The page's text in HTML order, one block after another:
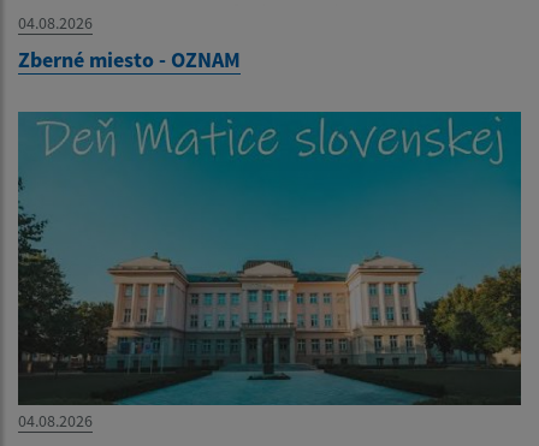
04.08.2026
Zberné miesto - OZNAM
04.08.2026